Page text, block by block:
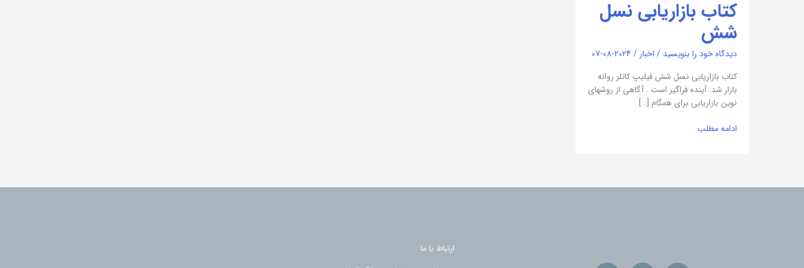
کتاب بازاریابی نسل
شش
دیدگاه‌ خود را بنویسید / اخبار /
2024-08-07
کتاب بازاریابی نسل شش فیلیپ کاتلر روانه
بازار شد. آینده فراگیر است . آگاهی از روشهای
نوین بازاریابی برای همگام […]
ادامه مطلب
ارتباط با ما